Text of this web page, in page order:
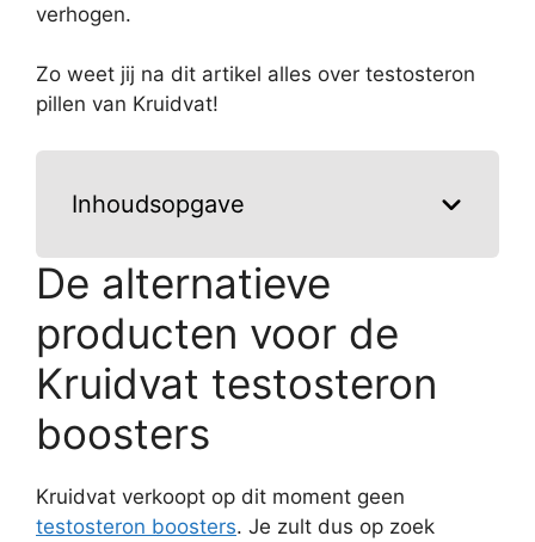
verhogen.
Zo weet jij na dit artikel alles over testosteron
pillen van Kruidvat!
Inhoudsopgave
De alternatieve
producten voor de
Kruidvat testosteron
boosters
Kruidvat verkoopt op dit moment geen
testosteron boosters. Je zult dus op zoek